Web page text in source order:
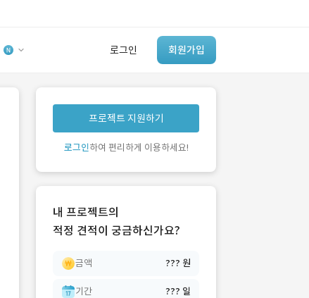
로그인 회원가입
유사사례 검색 AI
‘이런 거’ 만들어본
개발 회사 있어?
프로젝트 지원하기
로그인하여 편리하게 이용하세요!
내 프로젝트의
적정 견적이 궁금하신가요?
금액 ??? 원
기간 ??? 일